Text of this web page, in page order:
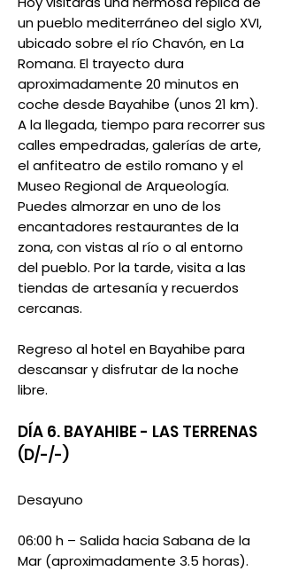
un pueblo mediterráneo del siglo XVI,
ubicado sobre el río Chavón, en La
Romana. El trayecto dura
aproximadamente 20 minutos en
coche desde Bayahibe (unos 21 km).
A la llegada, tiempo para recorrer sus
calles empedradas, galerías de arte,
el anfiteatro de estilo romano y el
Museo Regional de Arqueología.
Puedes almorzar en uno de los
encantadores restaurantes de la
zona, con vistas al río o al entorno
del pueblo. Por la tarde, visita a las
tiendas de artesanía y recuerdos
cercanas.
Regreso al hotel en Bayahibe para
descansar y disfrutar de la noche
libre.
DÍA 6. BAYAHIBE - LAS TERRENAS
(D/-/-)
Desayuno
06:00 h – Salida hacia Sabana de la
Mar (aproximadamente 3.5 horas).